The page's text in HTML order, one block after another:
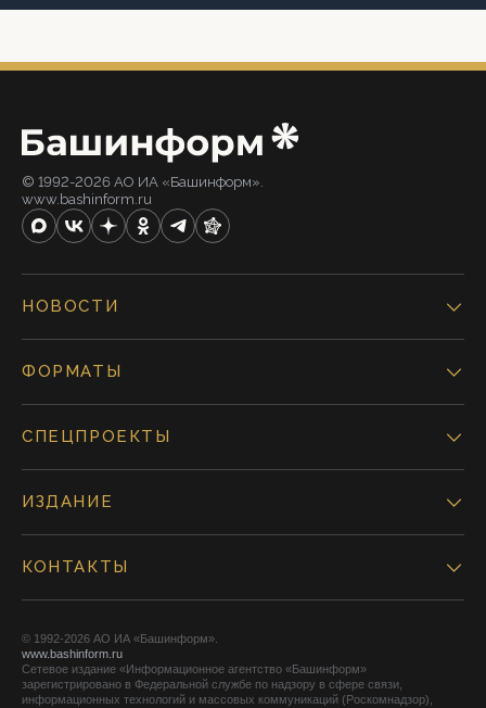
© 1992-2026 АО ИА «Башинформ».
www.bashinform.ru
НОВОСТИ
ФОРМАТЫ
СПЕЦПРОЕКТЫ
ИЗДАНИЕ
КОНТАКТЫ
© 1992-2026 АО ИА «Башинформ».
www.bashinform.ru
Сетевое издание «Информационное агентство «Башинформ»
зарегистрировано в Федеральной службе по надзору в сфере связи,
информационных технологий и массовых коммуникаций (Роскомнадзор),